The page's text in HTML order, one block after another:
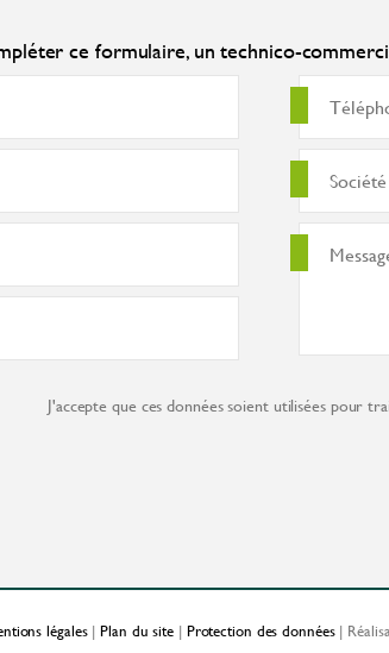
ce formulaire, un technico-
J'accepte que ces données soient utilisées pour
légales|Plan du site | Protection des données|